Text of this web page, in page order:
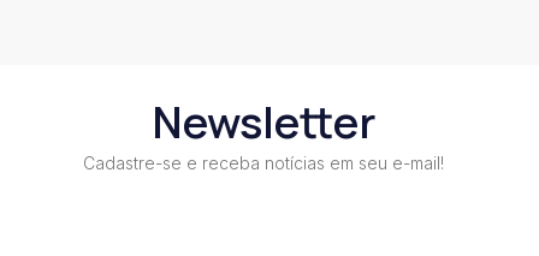
Newsletter
Cadastre-se e receba notícias em seu e-mail!